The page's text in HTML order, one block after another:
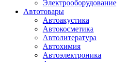
Электрооборудование
Автотовары
Автоакустика
Автокосметика
Автолитература
Автохимия
Автоэлектроника